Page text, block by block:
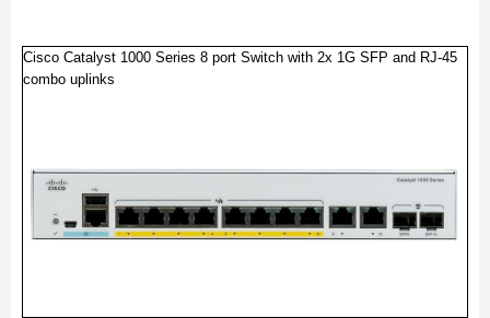
Cisco Catalyst 1000 Series 8 port Switch with 2x 1G SFP and RJ-45
combo uplinks